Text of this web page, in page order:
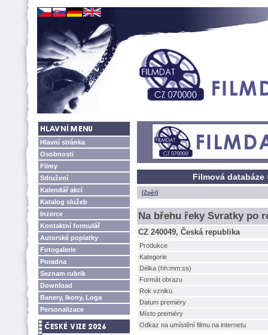
Hlavní stránka
Osobnosti
Filmy
Sdružení
Kalendář akcí
Katalog služeb
Inzerce
Kontaktní formulář
Autorské poplatky
Fotogalerie
Poradna
Seznam rubrik
Download
Banery, Ikony, Loga
Personalizace
Filmová databáze
[Zpět]
Na břehu řeky Svratky po
CZ 240049, Česká republika
Produkce
Kategorie
Délka (hh:mm:ss)
Formát obrazu
Rok vzniku
Datum premiéry
Místo premiéry
Odkaz na umístění filmu na internetu